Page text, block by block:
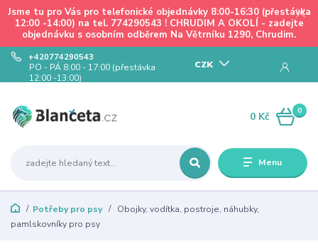
Jsme tu pro Vás pro telefonické objednávky 8:00-16:30 (přestávka
12:00 -14:00) na tel. 774290543 ! CHRUDIM A OKOLÍ - zadejte
objednávku s osobním odběrem Na Větrníku 1290, Chrudim.
Menu
CZK
+420774290543
PO - PÁ 8:00 - 17:00 (přestávka
12:00 -13:00)
0
0 Kč
Potřeby pro psy
Obojky, vodítka, postroje, náhubky,
pamlskovníky pro psy